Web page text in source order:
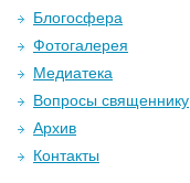
Блогосфера
Фотогалерея
Медиатека
Вопросы священнику
Архив
Контакты